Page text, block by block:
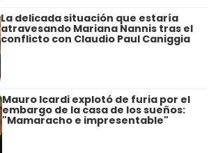
La delicada situación que estaría
atravesando Mariana Nannis tras el
conflicto con Claudio Paul Caniggia
Mauro Icardi explotó de furia por el
embargo de la casa de los sueños:
"Mamaracho e impresentable"